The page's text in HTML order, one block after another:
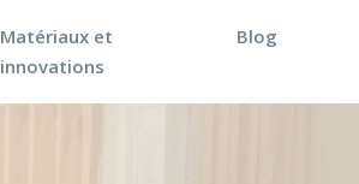
Matériaux et
innovations
Blog